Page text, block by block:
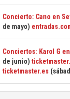
Concierto: Cano en
de mayo)
Conciertos: Karol G
de junio)
ticketmaster.es